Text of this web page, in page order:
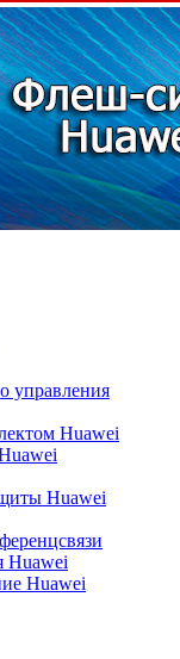
управления
Huawei
Huawei
Huawei
Huawei